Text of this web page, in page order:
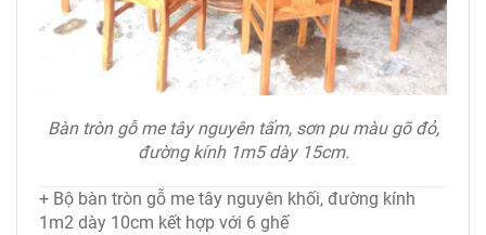
Bàn tròn gỗ me tây nguyên tấm, sơn pu màu gõ đỏ,
đường kính 1m5 dày 15cm.
+ Bộ bàn tròn gỗ me tây nguyên khối, đường kính
1m2 dày 10cm kết hợp với 6 ghế